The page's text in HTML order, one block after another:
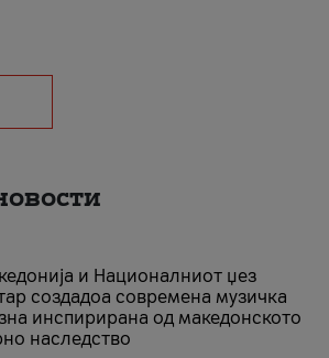
и Националниот џез
создадоа современа музичка
инспирирана од македонското
наследство